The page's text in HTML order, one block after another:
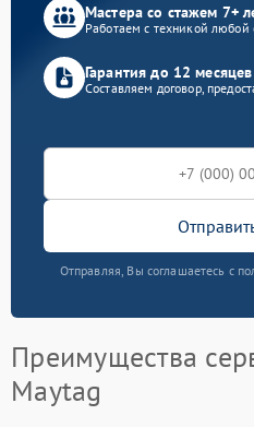
Мастера со стажем 7+
Работаем с техникой любой
Гарантия до 12 месяцев
Составляем договор,
Отправляя, Вы соглашаетесь с
Преимущества
Maytag